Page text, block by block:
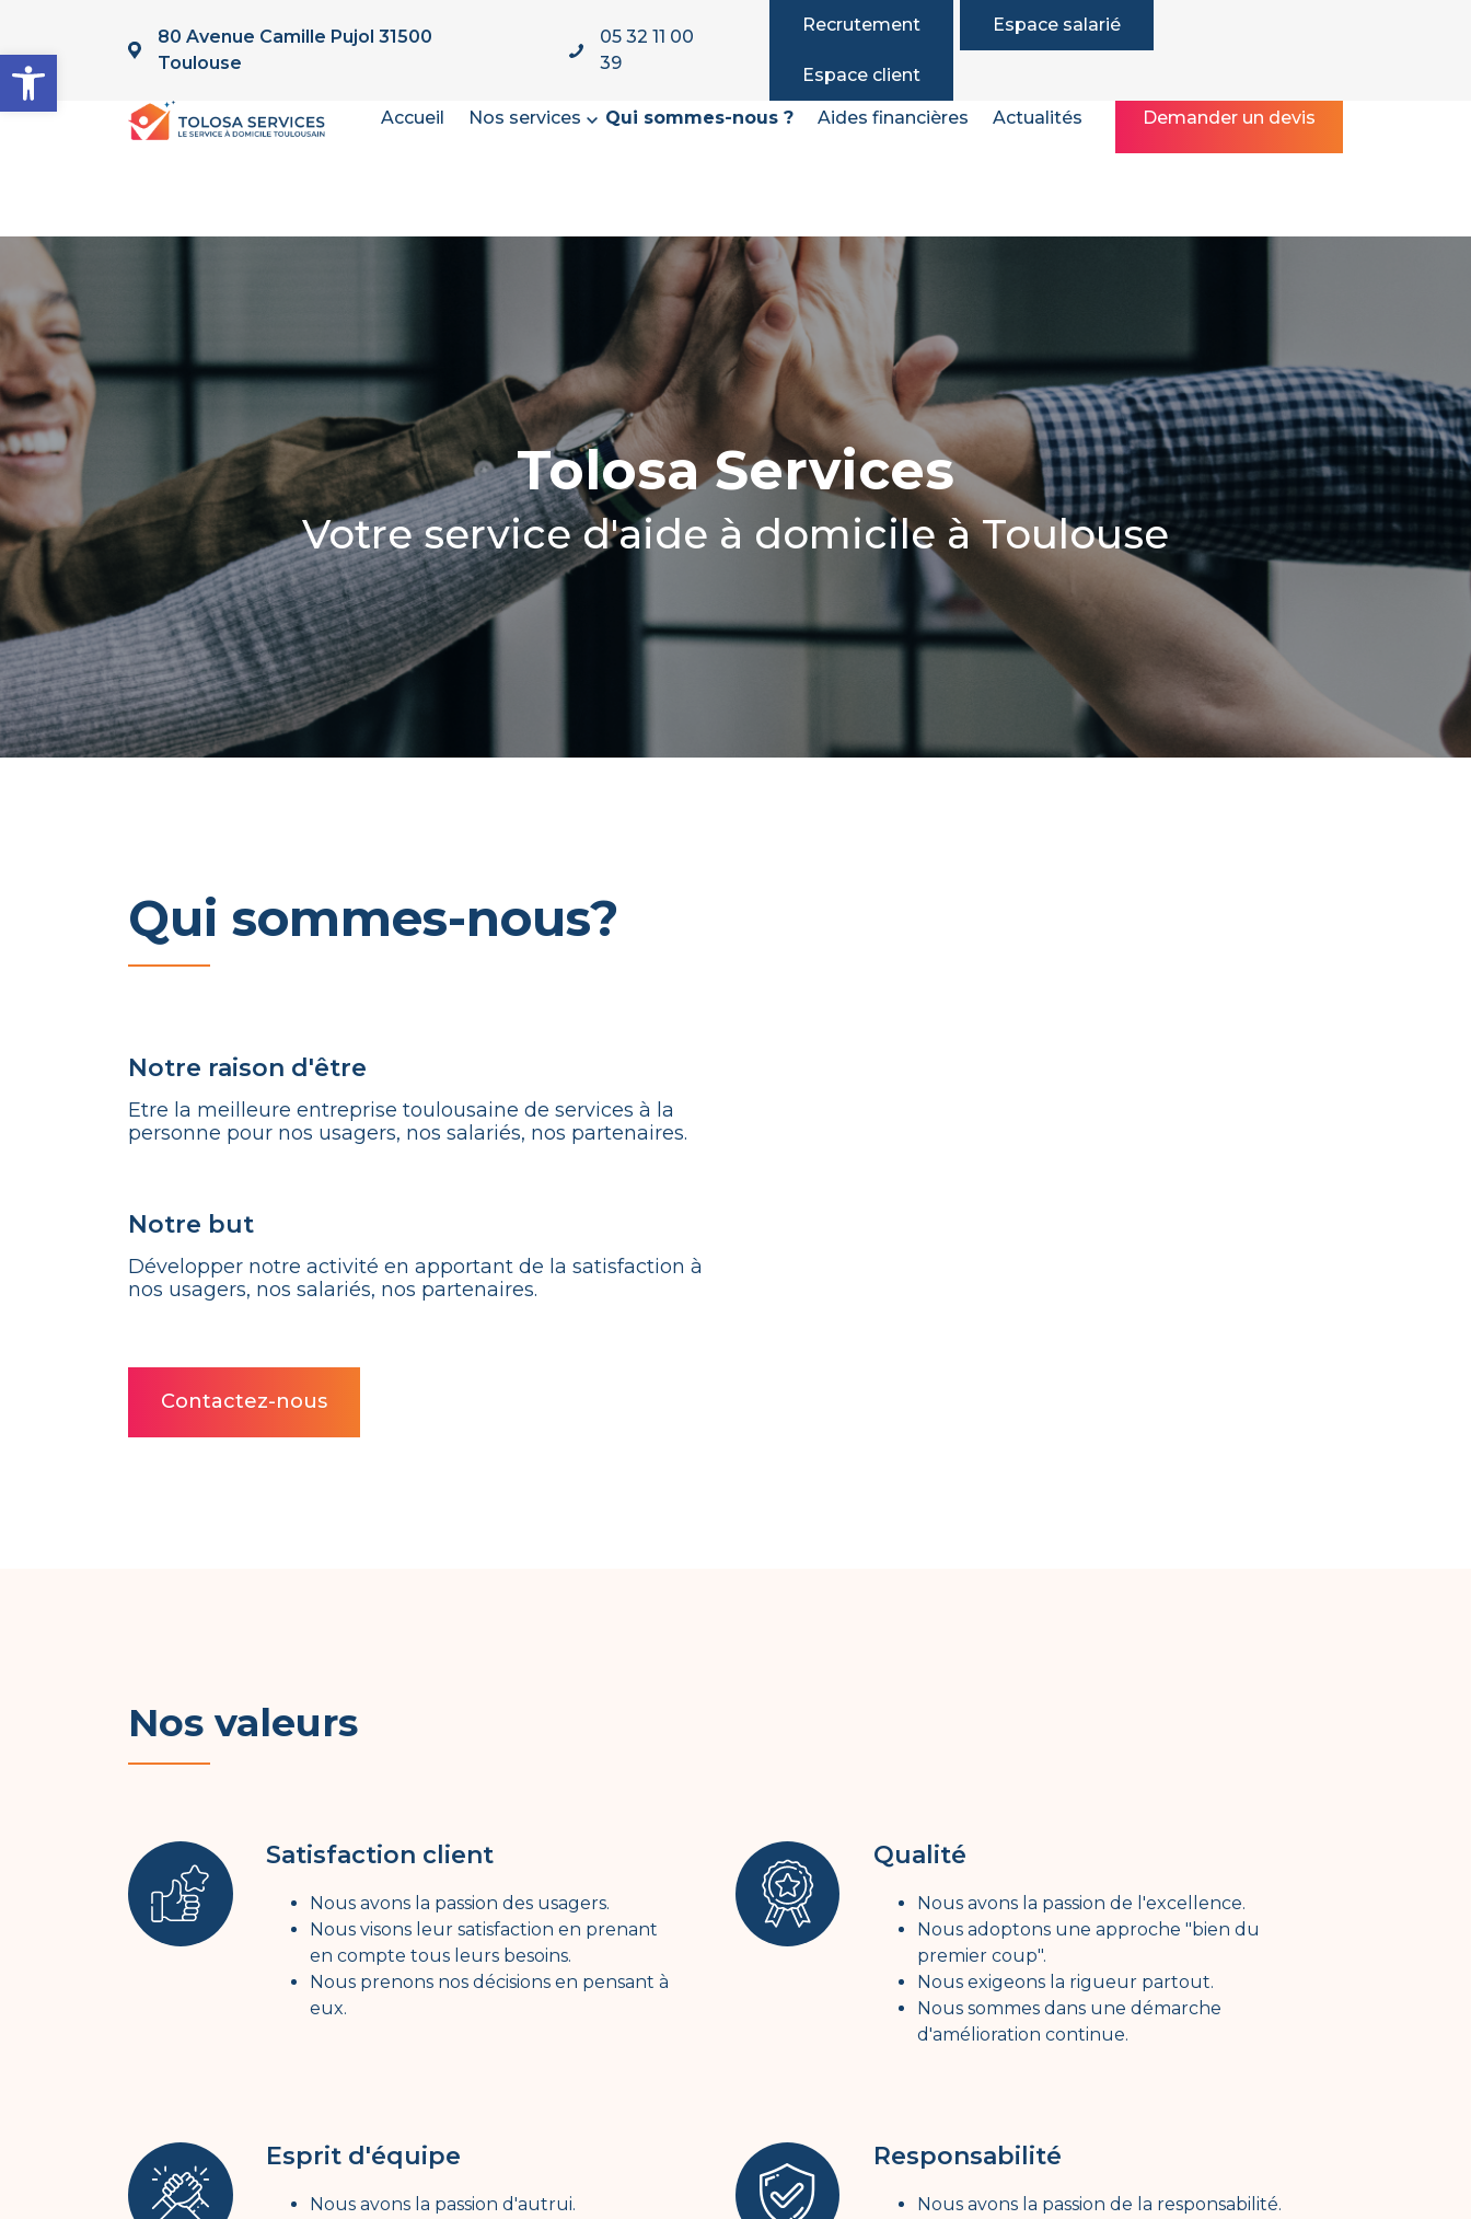
Ouvrir la barre d’outils
80 Avenue Camille Pujol 31500
Toulouse
05 32 11 00
39
Recrutement Espace salarié
Espace client
Accueil Nos services Qui sommes-nous ? Aides financières Actualités Demander un devis
Tolosa Services
Votre service d'aide à domicile à Toulouse
Qui sommes-nous?
Notre raison d'être
Etre la meilleure entreprise toulousaine de services à la
personne pour nos usagers, nos salariés, nos partenaires.
Notre but
Développer notre activité en apportant de la satisfaction à
nos usagers, nos salariés, nos partenaires.
Contactez-nous
Nos valeurs
Satisfaction client
Nous avons la passion des usagers.
Nous visons leur satisfaction en prenant
en compte tous leurs besoins.
Nous prenons nos décisions en pensant à
eux.
Qualité
Nous avons la passion de l'excellence.
Nous adoptons une approche "bien du
premier coup".
Nous exigeons la rigueur partout.
Nous sommes dans une démarche
d'amélioration continue.
Esprit d'équipe
Nous avons la passion d'autrui.
Responsabilité
Nous avons la passion de la responsabilité.